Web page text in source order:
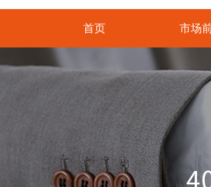
首页 市场